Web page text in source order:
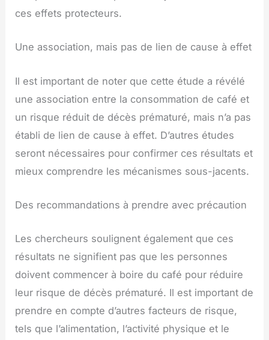
ces effets protecteurs.
Une association, mais pas de lien de cause à effet
Il est important de noter que cette étude a révélé
une association entre la consommation de café et
un risque réduit de décès prématuré, mais n’a pas
établi de lien de cause à effet. D’autres études
seront nécessaires pour confirmer ces résultats et
mieux comprendre les mécanismes sous-jacents.
Des recommandations à prendre avec précaution
Les chercheurs soulignent également que ces
résultats ne signifient pas que les personnes
doivent commencer à boire du café pour réduire
leur risque de décès prématuré. Il est important de
prendre en compte d’autres facteurs de risque,
tels que l’alimentation, l’activité physique et le